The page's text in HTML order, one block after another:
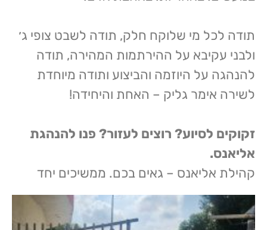
תודה לכל מי שלוקח חלק, תודה לשבט צופי ג׳
ולבני עקיבא על ההירתמות המהירה, תודה
להנהגה על היוזמה והביצוע ותודה מיוחדת
לשירה אימר גליק – האחת והיחידה!
זקוקים לסיוע? רוצים לעזור? פנו להנהגת
אליאנס.
קהילת אליאנס – גאים בכם. ממשיכים יחד